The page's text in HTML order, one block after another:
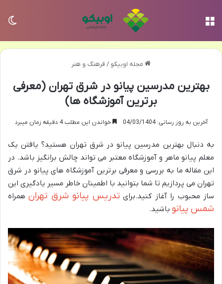
مجله اوبیکو / فرهنگ و هنر
بهترین مدرسین پیانو در شرق تهران (معرفی
برترین آموزشگاه ها)
آخرین به روز رسانی: 04/03/1404 خواندن این مطلب 4 دقیقه زمان میبرد
به دنبال بهترین مدرسین پیانو در شرق تهران هستید؟ یافتن یک
معلم پیانو ماهر و آموزشگاه معتبر می تواند چالش برانگیز باشد. در
این مقاله ما به بررسی و معرفی برترین آموزشگاه های پیانو در شرق
تهران می پردازیم تا شما بتوانید با اطمینان خاطر مسیر یادگیری این
ساز محبوب را آغاز کنید.برای تدریس پیانو شرق تهرانهمراه
شمس پیانو باشید.